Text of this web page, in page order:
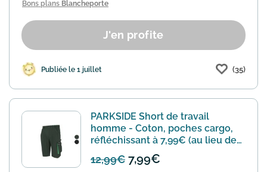
Bons plans Blancheporte
J'en profite
Publiée le 1 juillet (35)
PARKSIDE Short de travail
homme - Coton, poches cargo,
réfléchissant à 7,99€ (au lieu de
12,99€ 7,99€